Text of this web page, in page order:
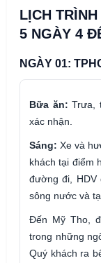
LỊCH
5 NGÀY 4
NGÀY 01:
Bữa ăn: Trưa,
xác nhận.
Sáng: Xe và
khách tại điểm
đường đi, HDV
sông nước và
Đến Mỹ Tho,
trong những
Quý khách ra